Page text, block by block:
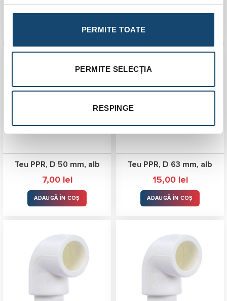
PERMITE TOATE
PERMITE SELECȚIA
RESPINGE
2,00lei 3,00lei
Teu PPR, D 50 mm, alb
7,00 lei
ADAUGĂ ÎN COȘ
Teu PPR, D 63 mm, alb
15,00 lei
ADAUGĂ ÎN COȘ